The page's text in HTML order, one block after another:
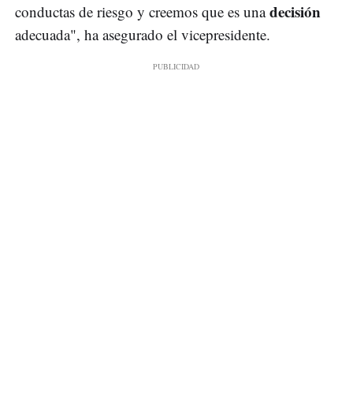
conductas de riesgo y creemos que es unadecisión
adecuada", ha asegurado el vicepresidente.